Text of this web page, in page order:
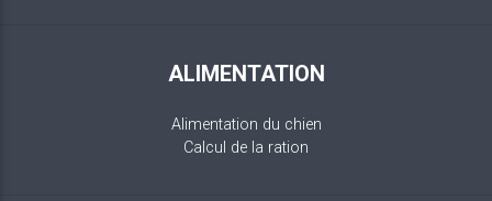
ALIMENTATION
Alimentation du chien
Calcul de la ration